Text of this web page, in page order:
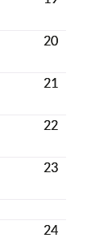
20
21
22
23
24